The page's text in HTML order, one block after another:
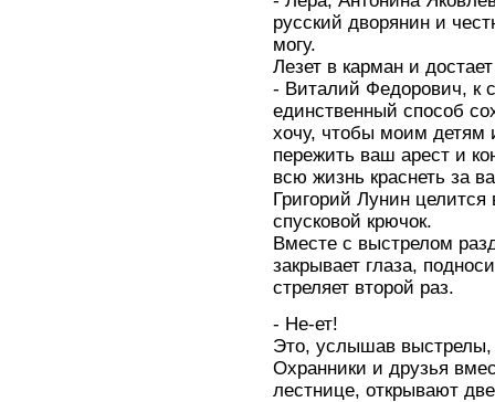
русский дворянин и
могу.
Лезет в карман и
- Виталий Федорович, к
единственный способ
хочу, чтобы моим
пережить ваш арест и
всю жизнь краснеть за
Григорий Лунин целится
спусковой крючок.
Вместе с выстрелом
закрывает глаза,
стреляет второй раз.
- Не-ет!
Это, услышав выстрелы,
Охранники и друзья
лестнице, открывают